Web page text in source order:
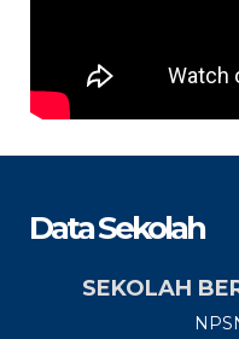
Data Sekolah
SEKOLAH